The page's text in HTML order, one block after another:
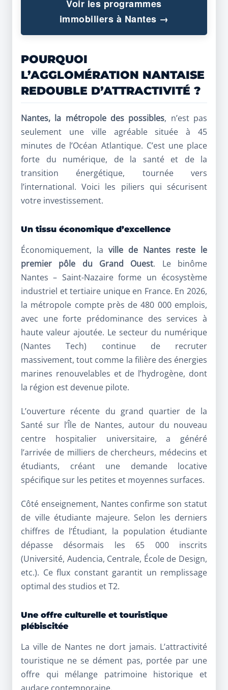
Voir les programmes
immobiliers à Nantes →
POURQUOI
L’AGGLOMÉRATION NANTAISE
REDOUBLE D’ATTRACTIVITÉ ?
Nantes, la métropole des possibles, n’est pas
seulement une ville agréable située à 45
minutes de l’Océan Atlantique. C’est une place
forte du numérique, de la santé et de la
transition énergétique, tournée vers
l’international. Voici les piliers qui sécurisent
votre investissement.
Un tissu économique d’excellence
Économiquement, la ville de Nantes reste le
premier pôle du Grand Ouest. Le binôme
Nantes – Saint-Nazaire forme un écosystème
industriel et tertiaire unique en France. En 2026,
la métropole compte près de 480 000 emplois,
avec une forte prédominance des services à
haute valeur ajoutée. Le secteur du numérique
(Nantes Tech) continue de recruter
massivement, tout comme la filière des énergies
marines renouvelables et de l’hydrogène, dont
la région est devenue pilote.
L’ouverture récente du grand quartier de la
Santé sur l’Île de Nantes, autour du nouveau
centre hospitalier universitaire, a généré
l’arrivée de milliers de chercheurs, médecins et
étudiants, créant une demande locative
spécifique sur les petites et moyennes surfaces.
Côté enseignement, Nantes confirme son statut
de ville étudiante majeure. Selon les derniers
chiffres de l’Étudiant, la population étudiante
dépasse désormais les 65 000 inscrits
(Université, Audencia, Centrale, École de Design,
etc.). Ce flux constant garantit un remplissage
optimal des studios et T2.
Une offre culturelle et touristique
plébiscitée
La ville de Nantes ne dort jamais. L’attractivité
touristique ne se dément pas, portée par une
offre qui mélange patrimoine historique et